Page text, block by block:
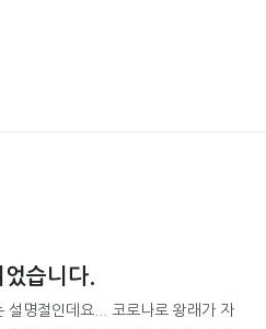
습니다.
설명절인데요... 코로나로 왕래가 자